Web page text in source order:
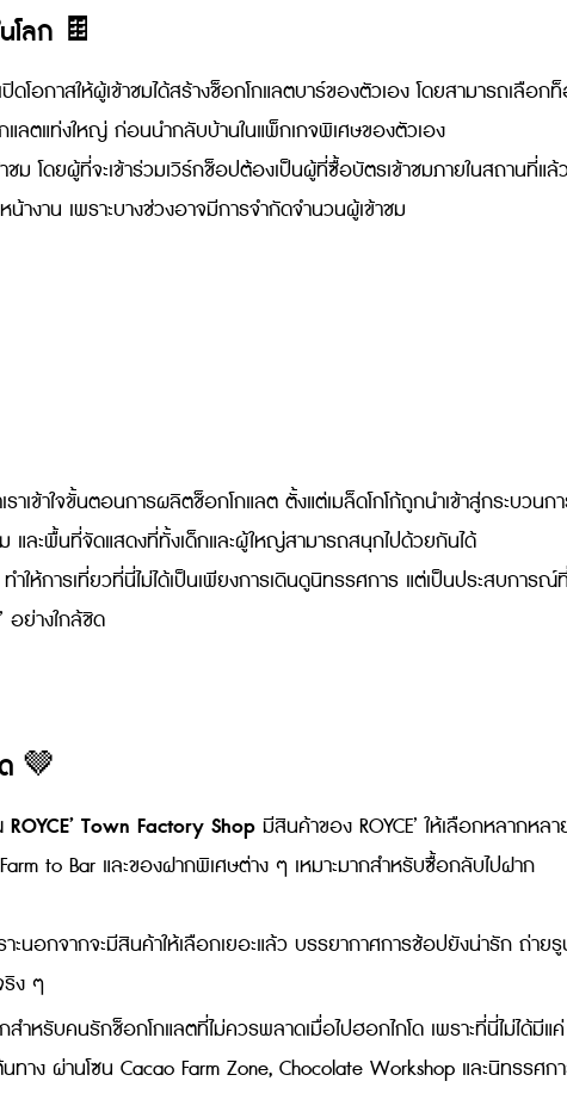
โลก 🍫
ปิดโอกาสให้ผู้เข้าชมได้สร้างช็อกโกแลตบาร์ของตัวเอง โดยสามารถเลือก
ลตแท่งใหญ่ ก่อนนำกลับบ้านในแพ็กเกจพิเศษของตัวเอง
ม โดยผู้ที่จะเข้าร่วมเวิร์กช็อปต้องเป็นผู้ที่ซื้อบัตรเข้าชมภายในสถานที่แล้
างาน เพราะบางช่วงอาจมีการจำกัดจำนวนผู้เข้าชม
ราเข้าใจขั้นตอนการผลิตช็อกโกแลต ตั้งแต่เมล็ดโกโก้ถูกนำเข้าสู่กระบวนก
และพื้นที่จัดแสดงที่ทั้งเด็กและผู้ใหญ่สามารถสนุกไปด้วยกันได้
ให้การเที่ยวที่นี่ไม่ได้เป็นเพียงการเดินดูนิทรรศการ แต่เป็นประสบการณ์
อย่างใกล้ชิด
🤎
ROYCE’ Town Factory Shop มีสินค้าของ ROYCE’ ให้เลือกหลากหลา
to Bar และของฝากพิเศษต่าง ๆ เหมาะมากสำหรับซื้อกลับไปฝาก
นอกจากจะมีสินค้าให้เลือกเยอะแล้ว บรรยากาศการช้อปยังน่ารัก ถ่ายรู
ริง ๆ
ำหรับคนรักช็อกโกแลตที่ไม่ควรพลาดเมื่อไปฮอกไกโด เพราะที่นี่ไม่ได้มีแค่
าง ผ่านโซน Cacao Farm Zone, Chocolate Workshop และนิทรรศก